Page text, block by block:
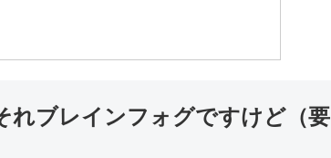
れブレインフォグですけど（要